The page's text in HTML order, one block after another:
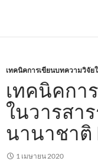
เทคนิคการเขียนบทความวิจั
เทคนิคกา
ในวารสา
นานาชาติ
1 เมษายน 2020